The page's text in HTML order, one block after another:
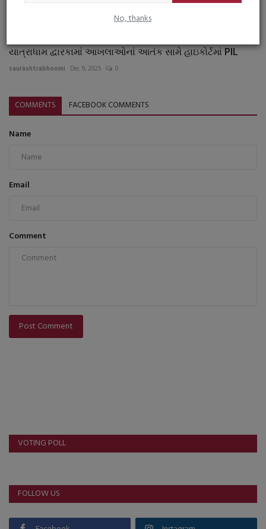
No, thanks
યાત્રાધામ દ્વારકામાં આખલાઓનાં આતંક સામે હાઇકોર્ટમાં PIL
saurashtrabhoomi Dec 9, 2025 0
COMMENTS FACEBOOK COMMENTS
Name
Email
Comment
Post Comment
VOTING POLL
FOLLOW US